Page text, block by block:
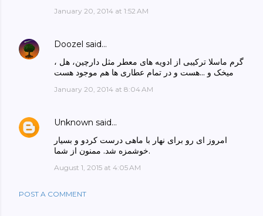
January 20, 2014 at 1:52 AM
Doozel said…
گرم ماسلا ترکیبی از ادویه های معطر مثل دارچین، هل ،
میخک و ...هست و در تمام عطاری ها هم موجود هست
January 20, 2014 at 8:04 AM
Unknown said…
امروز ای رو برای نهار با ماهی درست کردو و بسیار
خوشمزه شد. ممنون از شما.
August 1, 2015 at 4:05 AM
POST A COMMENT